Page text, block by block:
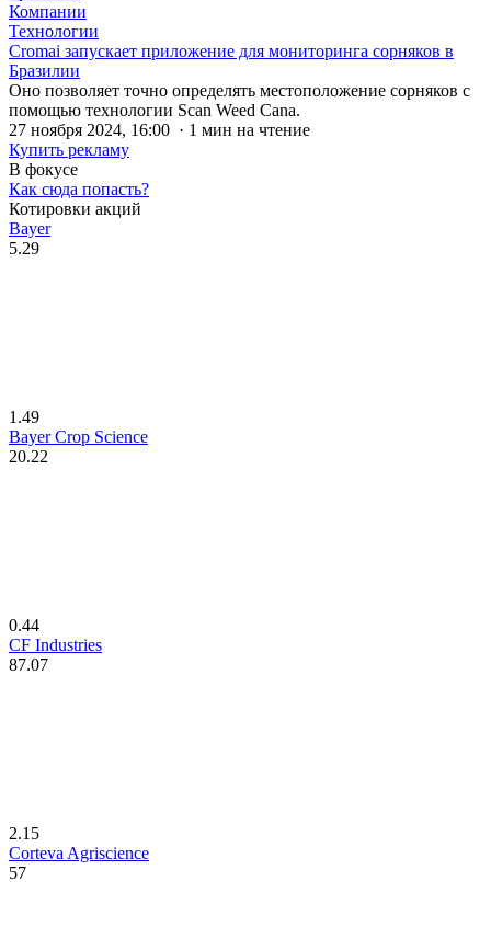
Компании
Технологии
Cromai запускает приложение для мониторинга сорняков в
Бразилии
Оно позволяет точно определять местоположение сорняков с
помощью технологии Scan Weed Cana.
27 ноября 2024, 16:00 · 1 мин на чтение
Купить рекламу
В фокусе
Как сюда попасть?
Котировки акций
Bayer
5.29
1.49
Bayer Crop Science
20.22
0.44
CF Industries
87.07
2.15
Corteva Agriscience
57